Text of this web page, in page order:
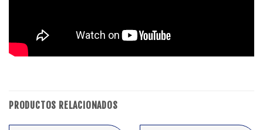
PRODUCTOS RELACIONADOS